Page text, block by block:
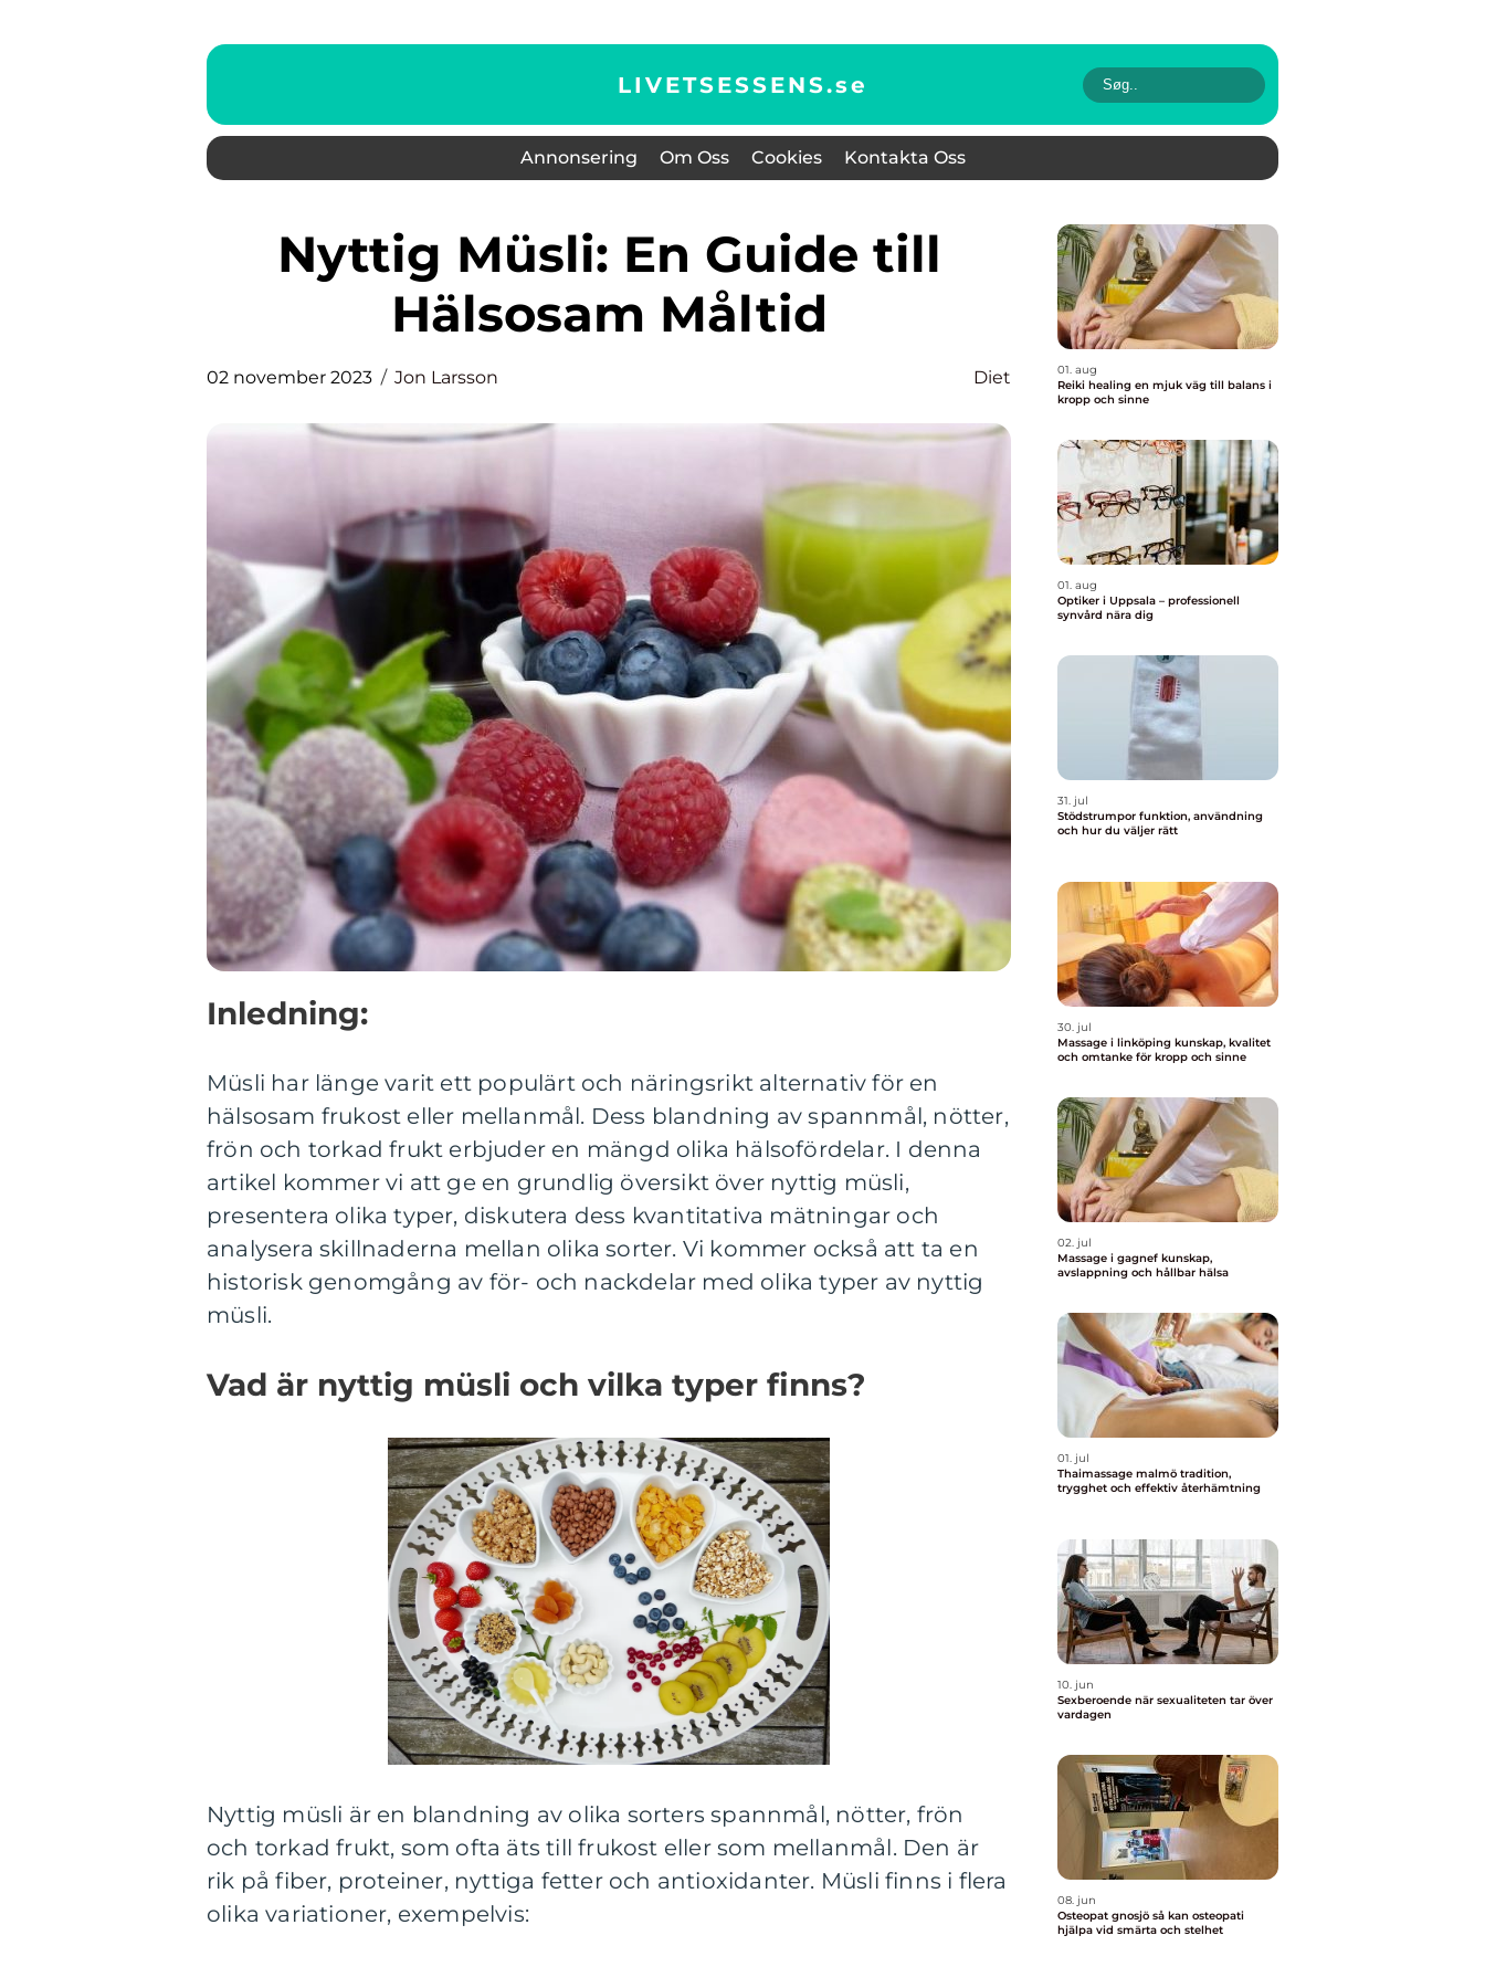
LIVETSESSENS.se
Annonsering Om Oss Cookies Kontakta Oss
Nyttig Müsli: En Guide till
Hälsosam Måltid
02 november 2023 Jon Larsson Diet
Inledning:
Müsli har länge varit ett populärt och näringsrikt alternativ för en
hälsosam frukost eller mellanmål. Dess blandning av spannmål, nötter,
frön och torkad frukt erbjuder en mängd olika hälsofördelar. I denna
artikel kommer vi att ge en grundlig översikt över nyttig müsli,
presentera olika typer, diskutera dess kvantitativa mätningar och
analysera skillnaderna mellan olika sorter. Vi kommer också att ta en
historisk genomgång av för- och nackdelar med olika typer av nyttig
müsli.
Vad är nyttig müsli och vilka typer finns?
Nyttig müsli är en blandning av olika sorters spannmål, nötter, frön
och torkad frukt, som ofta äts till frukost eller som mellanmål. Den är
rik på fiber, proteiner, nyttiga fetter och antioxidanter. Müsli finns i flera
olika variationer, exempelvis:
01. aug
Reiki healing en mjuk väg till balans i
kropp och sinne
01. aug
Optiker i Uppsala – professionell
synvård nära dig
31. jul
Stödstrumpor funktion, användning
och hur du väljer rätt
30. jul
Massage i linköping kunskap, kvalitet
och omtanke för kropp och sinne
02. jul
Massage i gagnef kunskap,
avslappning och hållbar hälsa
01. jul
Thaimassage malmö tradition,
trygghet och effektiv återhämtning
10. jun
Sexberoende när sexualiteten tar över
vardagen
08. jun
Osteopat gnosjö så kan osteopati
hjälpa vid smärta och stelhet